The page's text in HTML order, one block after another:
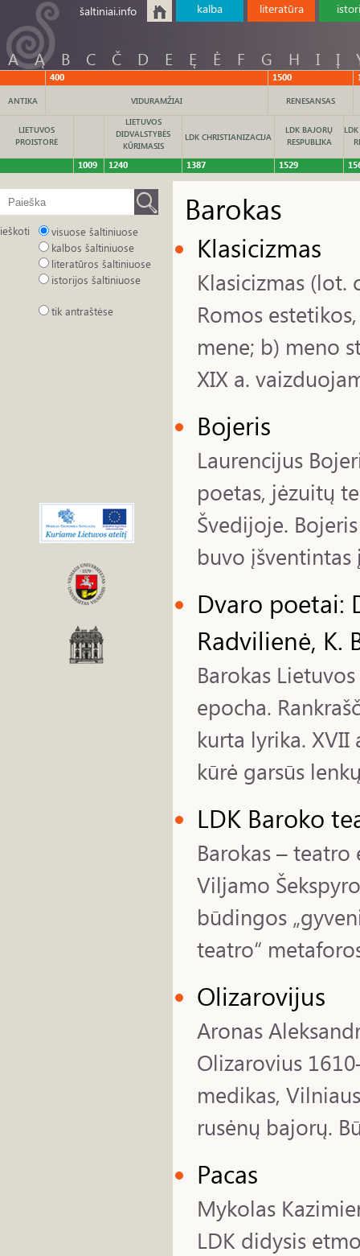
šaltiniai.info kalba literatūra
A Ą B C Č D E Ę Ė F G H I Į
400 1500
ANTIKA VIDURAMŽIAI RENESANSAS
LIETUVOS
PROISTORĖ
LIETUVOS
DIDVALSTYBĖS
KŪRIMASIS
LDK CHRISTIANIZACIJA
LDK BAJORŲ
RESPUBLIKA
1009 1240 1387 1529
ieškoti
visuose šaltiniuose
kalbos šaltiniuose
literatūros šaltiniuose
istorijos šaltiniuose
tik antraštėse
Barokas
Klasicizmas
Klasicizmas (lot.
Romos
mene; b) meno
XIX a.
Bojeris
Laurencijus
poetas, jėzuitų
Švedijoje.
buvo įšventintas
Dvaro poetai:
Radvilienė, K.
Barokas
epocha.
kurta lyrika.
kūrė garsūs
LDK Baroko
Barokas – teatro
Viljamo
būdingos
teatro“
Olizarovijus
Aronas
Olizarovius
medikas,
rusėnų bajorų.
Pacas
Mykolas
LDK didysis